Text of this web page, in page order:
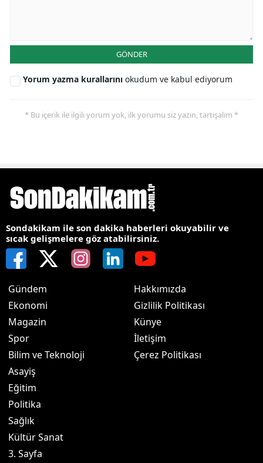
GÖNDER
Yorum yazma kurallarını okudum ve kabul ediyorum
* Bu içerik ile ilgili yorum yok, ilk yorumu siz yazın, tartışalım *
Sondakikam ile son dakika haberleri okuyabilir ve
sıcak gelişmelere göz atabilirsiniz.
Gündem
Ekonomi
Magazin
Spor
Bilim ve Teknoloji
Asayiş
Eğitim
Politika
Sağlık
Kültür Sanat
3. Sayfa
Hakkımızda
Gizlilik Politikası
Künye
İletişim
Çerez Politikası